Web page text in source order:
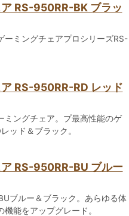
RS-950RR-BK ブラッ
ーミングチェアプロシリーズRS-
RS-950RR-RD レッド
ミングチェア。プ最高性能のゲ
ッド＆ブラック。
RS-950RR-BU ブルー
ブルー＆ブラック。あらゆる体
能をアップグレード。